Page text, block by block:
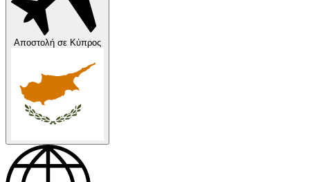
Αποστολή σε Κύπρος